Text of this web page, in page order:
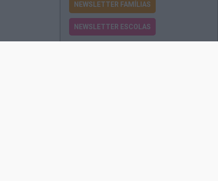
NEWSLETTER FAMÍLIAS
NEWSLETTER ESCOLAS